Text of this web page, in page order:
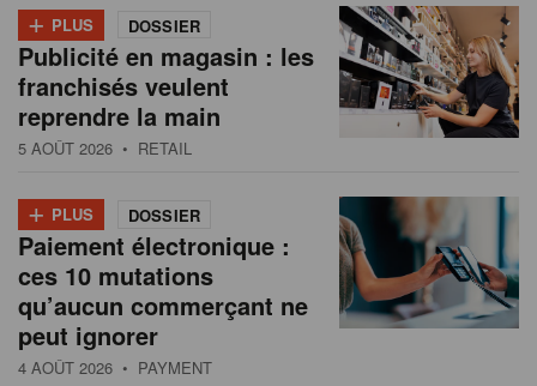
+ PLUS DOSSIER
Publicité en magasin : les
franchisés veulent
reprendre la main
5 AOÛT 2026 • RETAIL
+ PLUS DOSSIER
Paiement électronique :
ces 10 mutations
qu’aucun commerçant ne
peut ignorer
4 AOÛT 2026 • PAYMENT